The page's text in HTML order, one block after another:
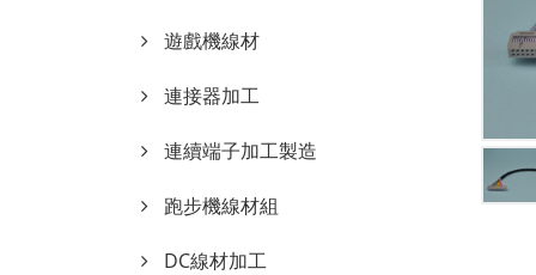
遊戲機線材
連接器加工
連續端子加工製造
跑步機線材組
DC線材加工